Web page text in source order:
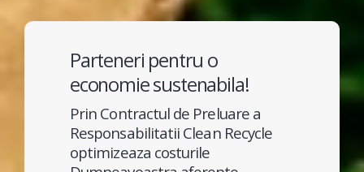
Parteneri pentru o
economie sustenabila!
Prin Contractul de Preluare a
Responsabilitatii Clean Recycle
optimizeaza costurile